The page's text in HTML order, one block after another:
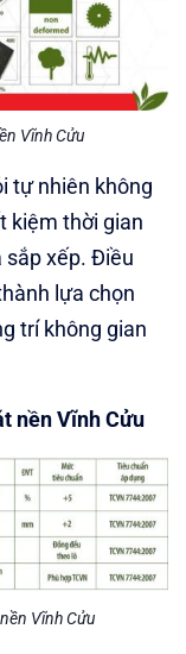
Vĩnh Cửu
tự nhiên không
kiệm thời gian
sắp xếp. Điều
lựa chọn
trí không gian
nền Vĩnh Cửu
Vĩnh Cửu